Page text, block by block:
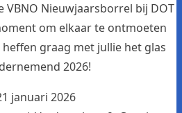
VBNO Nieuwjaarsborrel bij DOT
om elkaar te ontmoeten
graag met jullie het glas
2026!
januari 2026